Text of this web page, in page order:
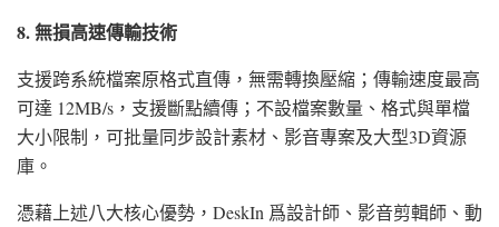
8. 無損高速傳輸技術
支援跨系統檔案原格式直傳，無需轉換壓縮；傳輸速度最高
可達 12MB/s，支援斷點續傳；不設檔案數量、格式與單檔
大小限制，可批量同步設計素材、影音專案及大型3D資源
庫。
憑藉上述八大核心優勢，DeskIn 爲設計師、影音剪輯師、動